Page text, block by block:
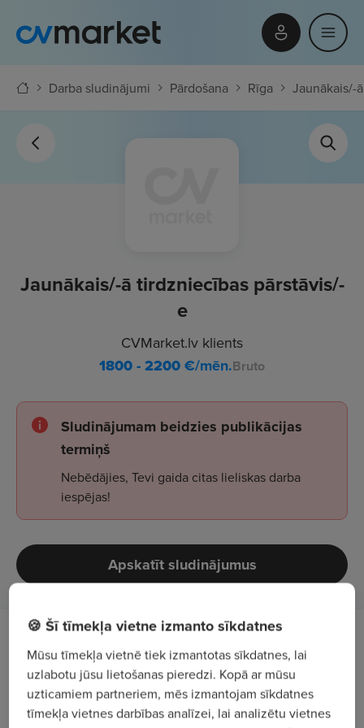
Darba sludinājumi Pārdošana Rīga Jaunākais/-
Jaunākais/-ā tirdzniecības pārstāvis/-
e
CVMarket.lv klients
1800 - 2200€/mēn.Bruto
Sludinājumam beidzies publikācijas
termiņš
Nebēdājies, Tevi gaida citas lieliskas darba
iespējas!
Apskatīt sludinājumus
Darba apraksts
AUTO1.com ir viens no visstraujāk augošajiem
automobiļu tirgotājiem Eiropā ar vairākiem
🍪 Šī tīmekļa vietne izmanto sīkdatnes
Mūsu tīmekļa vietnē tiek izmantotas sīkdatnes, lai
uzlabotu jūsu lietošanas pieredzi. Kopā ar mūsu
uzticamiem partneriem, mēs izmantojam sīkdatnes
tīmekļa vietnes darbības analīzei, lai analizētu vietnes